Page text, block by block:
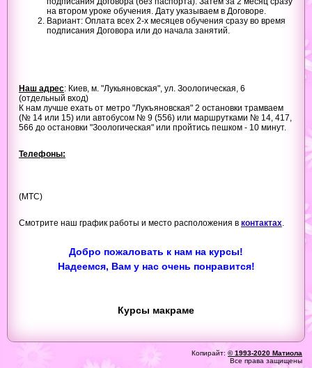
на втором уроке обучения. Дату указываем в Договоре.
Вариант: Оплата всех 2-х месяцев обучения сразу во время
подписания Договора или до начала занятий.
Наш адрес: Киев, м. "Лукьяновская", ул. Зоологическая, 6
(отдельный вход)
К нам лучше ехать от метро "Лукъяновская" 2 остановки трамваем
(№ 14 или 15) или автобусом № 9 (556) или маршрутками № 14, 417,
566 до остановки "Зоологическая" или пройтись пешком - 10 минут.
Телефоны:
(МТС)
Смотрите наш график работы и место расположения в контактах.
Добро пожаловать к нам на курсы!
Надеемся, Вам у нас очень понравится!
Курсы макраме
Копирайт: © 1993-2020 Матиола
Все права защищены